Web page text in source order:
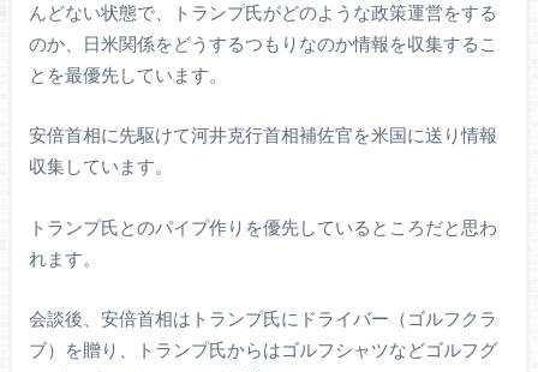
んどない状態で、トランプ氏がどのような政策運営をする
のか、日米関係をどうするつもりなのか情報を収集するこ
とを最優先しています。
安倍首相に先駆けて河井克行首相補佐官を米国に送り情報
収集しています。
トランプ氏とのパイプ作りを優先しているところだと思わ
れます。
会談後、安倍首相はトランプ氏にドライバー（ゴルフクラ
ブ）を贈り、トランプ氏からはゴルフシャツなどゴルフグ